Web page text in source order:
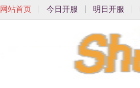
网站首页 今日开服 明日开服